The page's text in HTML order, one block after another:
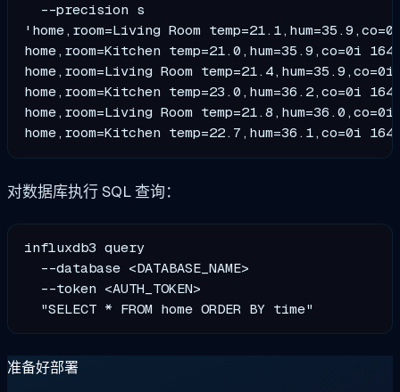
--precision s
'home,room=Living Room
home,room=Kitchen temp=21.0,hum=35.9,co=0i
home,room=Living Room temp=21.4,hum=35.9,co=0i
home,room=Kitchen temp=23.0,hum=36.2,co=0i
home,room=Living Room temp=21.8,hum=36.0,co=0i
对数据库执行 SQL 查询：
influxdb3 query
--database <DATABASE_NAME>
--token <AUTH_TOKEN>
准备好部署